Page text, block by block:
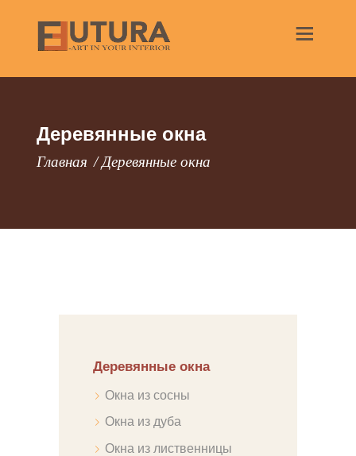
Деревянные окна
Главная Деревянные окна
Деревянные окна
Окна из сосны
Окна из дуба
Окна из лиственницы